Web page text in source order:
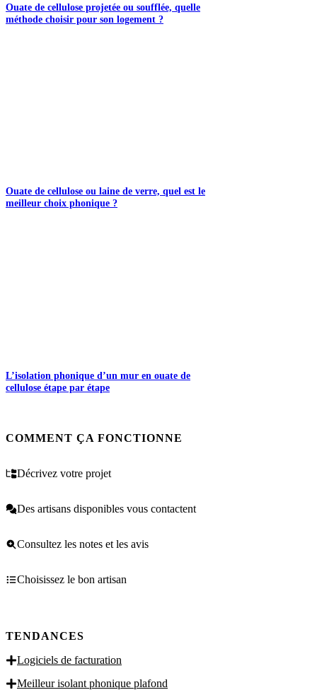
Ouate de cellulose projetée ou soufflée, quelle
méthode choisir pour son logement ?
Ouate de cellulose ou laine de verre, quel est le
meilleur choix phonique ?
L’isolation phonique d’un mur en ouate de
cellulose étape par étape
COMMENT ÇA FONCTIONNE
Décrivez votre projet
Des artisans disponibles vous contactent
Consultez les notes et les avis
Choisissez le bon artisan
TENDANCES
Logiciels de facturation
Meilleur isolant phonique plafond